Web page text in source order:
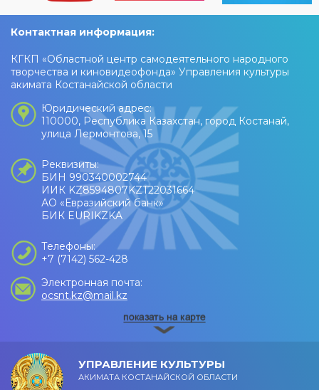
Контактная информация:
КГКП «Областной центр самодеятельного народного
творчества и киновидеофонда» Управления культуры
акимата Костанайской области
Юридический адрес:
110000, Республика Казахстан, город Костанай,
улица Лермонтова, 15
Реквизиты:
БИН 990340002744
ИИК KZ8594807KZT22031664
АО «Евразийский банк»
БИК EURIKZKA
Телефоны:
+7 (7142) 562-428
Электронная почта:
ocsnt.kz@mail.kz
УПРАВЛЕНИЕ КУЛЬТУРЫ
АКИМАТА КОСТАНАЙСКОЙ ОБЛАСТИ